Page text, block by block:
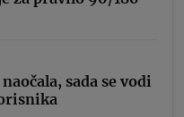
sada se vodi